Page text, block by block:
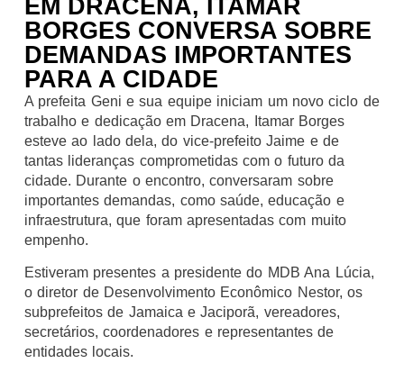
EM DRACENA, ITAMAR
BORGES CONVERSA SOBRE
DEMANDAS IMPORTANTES
PARA A CIDADE
A prefeita Geni e sua equipe iniciam um novo ciclo de
trabalho e dedicação em Dracena, Itamar Borges
esteve ao lado dela, do vice-prefeito Jaime e de
tantas lideranças comprometidas com o futuro da
cidade. Durante o encontro, conversaram sobre
importantes demandas, como saúde, educação e
infraestrutura, que foram apresentadas com muito
empenho.
Estiveram presentes a presidente do MDB Ana Lúcia,
o diretor de Desenvolvimento Econômico Nestor, os
subprefeitos de Jamaica e Jaciporã, vereadores,
secretários, coordenadores e representantes de
entidades locais.